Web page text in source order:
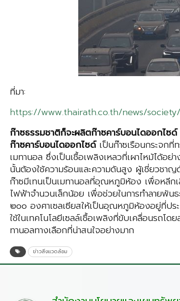
ที่มา:
https://www.thairath.co.th/news/
ก๊าซธรรมชาติก็จะผลิตก๊าซคาร์บอนไดออกไซ
ก๊าซคาร์บอนไดออกไซด์เป็นก๊าซเรือนกระจกที่
เมทานอล ซึ่งเป็นเชื้อเพลิงเหลวที่เผาไหม้ได้อ
นั้นต้องใช้ความร้อนและความดันสูง ผู้เชี่ยวชา
ก๊าซมีเทนเป็นเมทานอลที่อุณหภูมิห้อง เพื่อหลีก
ไฟฟ้าจำนวนเล็กน้อย เพื่อช่วยในการทำลายพัน
๒๐๐ องศาเซลเซียสให้เป็นอุณหภูมิห้องอยู่ที่ปร
ใช้ในเทคโนโลยีเซลล์เชื้อเพลิงที่ขับเคลื่อนรถโ
ทานอลทางเลือกที่น่าสนใจอย่างมาก
ข่าวสิ่งแวดล้อม